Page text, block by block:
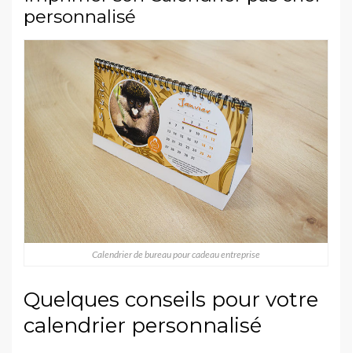
personnalisé
Calendrier de bureau pour cadeau entreprise
Quelques conseils pour votre
calendrier personnalisé